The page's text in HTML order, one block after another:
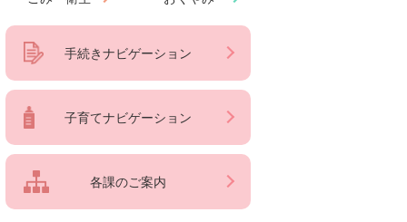
手続きナビゲーション
子育てナビゲーション
各課のご案内